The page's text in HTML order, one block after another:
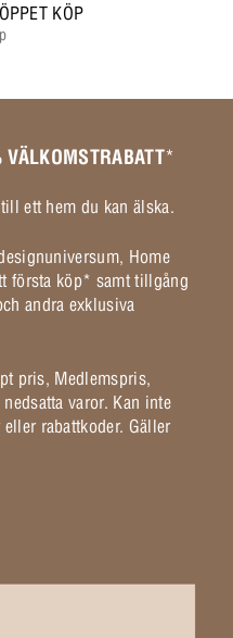
KÖP
*
ett hem du kan älska.
Home
första köp* samt tillgång
andra exklusiva
pris, Medlemspris,
varor. Kan inte
rabattkoder. Gäller